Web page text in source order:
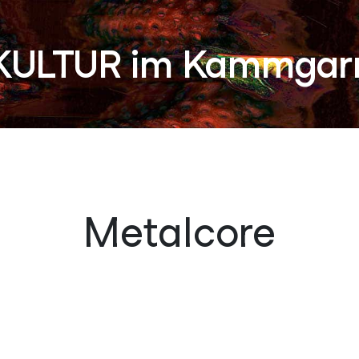
im
Metalcore